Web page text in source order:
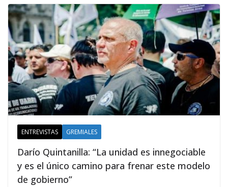
ENTREVISTAS GREMIALES
Darío Quintanilla: “La unidad es innegociable
y es el único camino para frenar este modelo
de gobierno”